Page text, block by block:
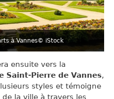
à Vannes© iStock
ensuite vers la
Saint-Pierre de Vannes,
styles et témoigne
la ville à travers les